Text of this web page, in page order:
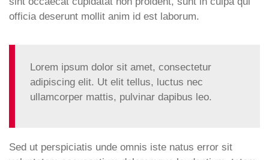
officia deserunt mollit anim id est laborum.
Lorem ipsum dolor sit amet, consectetur
adipiscing elit. Ut elit tellus, luctus nec
ullamcorper mattis, pulvinar dapibus leo.
Sed ut perspiciatis unde omnis iste natus error sit